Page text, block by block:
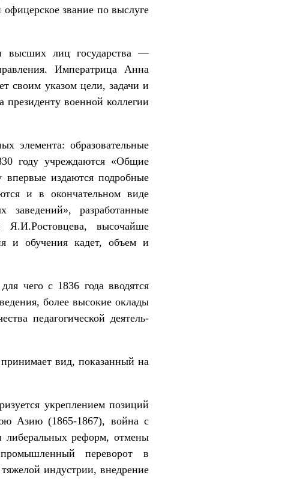
звание по выслуге
высших лиц государства —
Императрица Анна
своим указом цели, задачи и
президенту военной коллегии
элемента: образовательные
году учреждаются «Общие
впервые издаются подробные
и в окончательном виде
заведений», разработанные
Я.И.Ростовцева, высо­чайше
и обучения кадет, объем и
чего с 1836 года вводятся
более высокие оклады
педагогической деятель­
вид, показанный на
укреплением позиций
Азию (1865-1867), война с
либеральных реформ, отмены
переворот в
индустрии, внедрение